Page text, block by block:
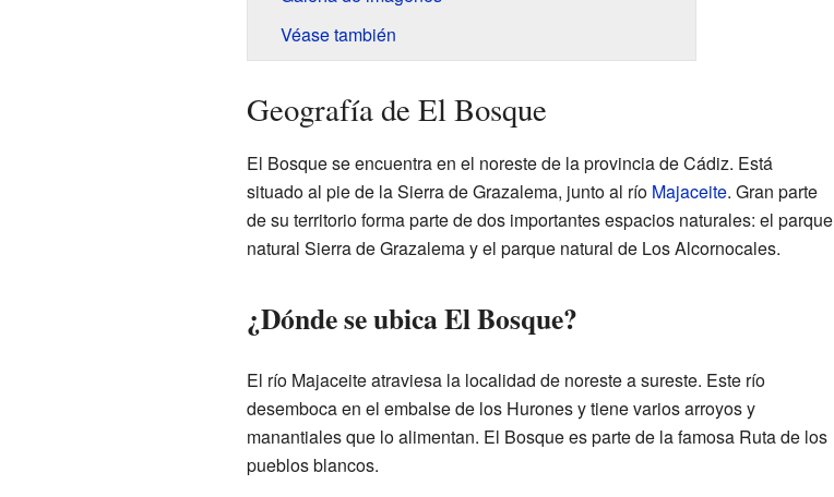
Véase también
Geografía de El Bosque
El Bosque se encuentra en el noreste de la provincia de Cádiz. Está
situado al pie de la Sierra de Grazalema, junto al río Majaceite. Gran parte
de su territorio forma parte de dos importantes espacios naturales: el parque
natural Sierra de Grazalema y el parque natural de Los Alcornocales.
¿Dónde se ubica El Bosque?
El río Majaceite atraviesa la localidad de noreste a sureste. Este río
desemboca en el embalse de los Hurones y tiene varios arroyos y
manantiales que lo alimentan. El Bosque es parte de la famosa Ruta de los
pueblos blancos.